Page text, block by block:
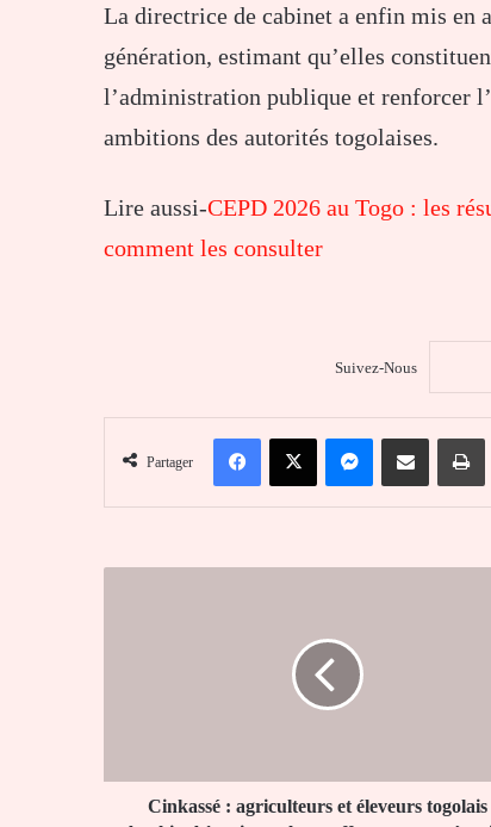
La directrice de cabinet a enfin mis en
génération, estimant qu’elles
l’administration publique et renforcer
ambitions des autorités togolaises.
Lire aussi-CEPD 2026 au Togo : les
comment les consulter
Suivez-Nous
Partager
FacebookX MessengerPartager par email
unissent
Cinkassé : agriculteurs et éleveurs togolais